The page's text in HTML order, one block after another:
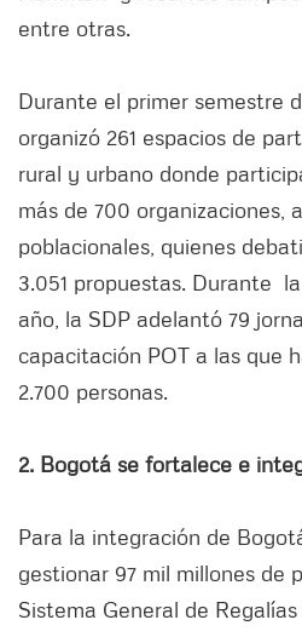
entre otras.
Durante el primer semestre
organizó 261 espacios de
rural y urbano donde
más de 700 organizaciones,
poblacionales, quienes
3.051 propuestas. Durante
año, la SDP adelantó 79
capacitación POT a las que
2.700 personas.
2. Bogotá se fortalece e
Para la integración de
gestionar 97 mil millones de
Sistema General de Regalías